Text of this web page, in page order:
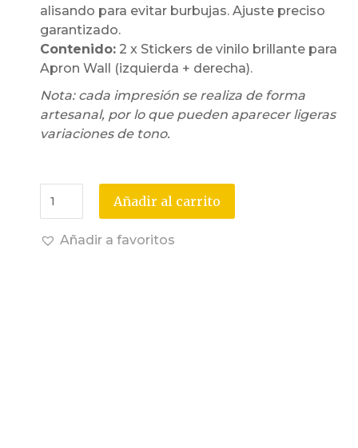
alisando para evitar burbujas. Ajuste preciso
garantizado.
Contenido: 2 x Stickers de vinilo brillante para
Apron Wall (izquierda + derecha).
Nota: cada impresión se realiza de forma
artesanal, por lo que pueden aparecer ligeras
variaciones de tono.
Añadir al carrito
Añadir a favoritos